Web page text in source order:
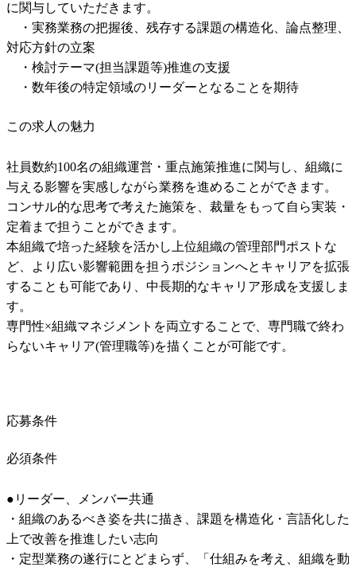
に関与していただきます。
・実務業務の把握後、残存する課題の構造化、論点整理、
対応方針の立案
・検討テーマ(担当課題等)推進の支援
・数年後の特定領域のリーダーとなることを期待
この求人の魅力
社員数約100名の組織運営・重点施策推進に関与し、組織に
与える影響を実感しながら業務を進めることができます。
コンサル的な思考で考えた施策を、裁量をもって自ら実装・
定着まで担うことができます。
本組織で培った経験を活かし上位組織の管理部門ポストな
ど、より広い影響範囲を担うポジションへとキャリアを拡張
することも可能であり、中長期的なキャリア形成を支援しま
す。
専門性×組織マネジメントを両立することで、専門職で終わ
らないキャリア(管理職等)を描くことが可能です。
応募条件
必須条件
●リーダー、メンバー共通
・組織のあるべき姿を共に描き、課題を構造化・言語化した
上で改善を推進したい志向
・定型業務の遂行にとどまらず、「仕組みを考え、組織を動